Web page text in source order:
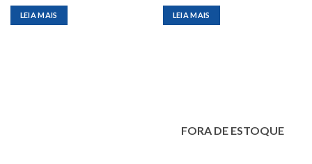
LEIA MAIS LEIA MAIS
FORA DE ESTOQUE